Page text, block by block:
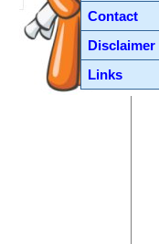
Contact
Disclaimer
Links